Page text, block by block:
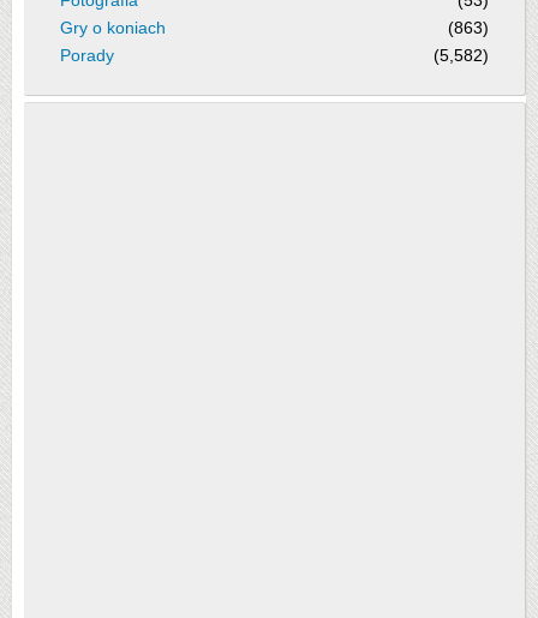
Gry o koniach
(863)
Porady
(5,582)